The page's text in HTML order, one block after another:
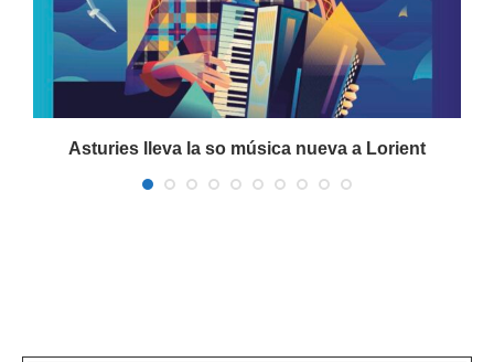
Asturies lleva la so música nueva a Lorient